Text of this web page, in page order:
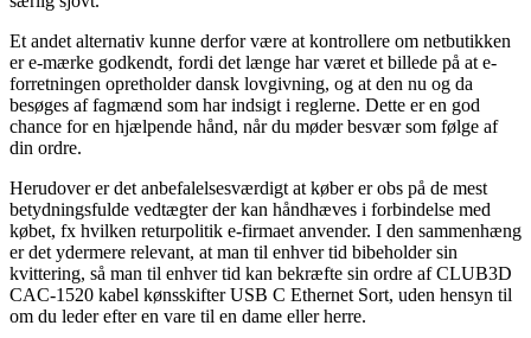
Et andet alternativ kunne derfor være at kontrollere om netbutikken
er e-mærke godkendt, fordi det længe har været et billede på at e-
forretningen opretholder dansk lovgivning, og at den nu og da
besøges af fagmænd som har indsigt i reglerne. Dette er en god
chance for en hjælpende hånd, når du møder besvær som følge af
din ordre.
Herudover er det anbefalelsesværdigt at køber er obs på de mest
betydningsfulde vedtægter der kan håndhæves i forbindelse med
købet, fx hvilken returpolitik e-firmaet anvender. I den sammenhæng
er det ydermere relevant, at man til enhver tid bibeholder sin
kvittering, så man til enhver tid kan bekræfte sin ordre af CLUB3D
CAC-1520 kabel kønsskifter USB C Ethernet Sort, uden hensyn til
om du leder efter en vare til en dame eller herre.